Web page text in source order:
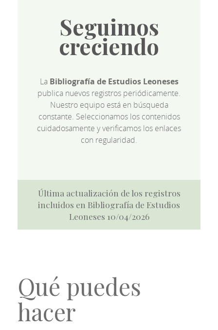
Seguimos
creciendo
La Bibliografía de Estudios Leoneses
publica nuevos registros periódicamente.
Nuestro equipo está en búsqueda
constante. Seleccionamos los contenidos
cuidadosamente y verificamos los enlaces
con regularidad.
Última actualización de los registros
incluidos en Bibliografía de Estudios
Leoneses 10/04/2026
Qué puedes
hacer